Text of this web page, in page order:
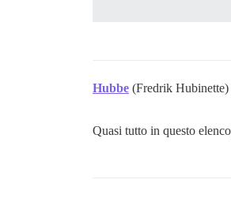
Hubbe (Fredrik Hubinette)
Quasi tutto in questo